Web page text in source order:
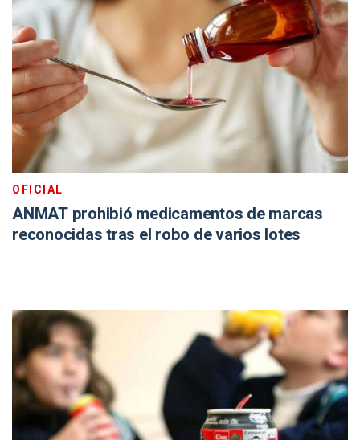
OFICIAL
ANMAT prohibió medicamentos de marcas
reconocidas tras el robo de varios lotes